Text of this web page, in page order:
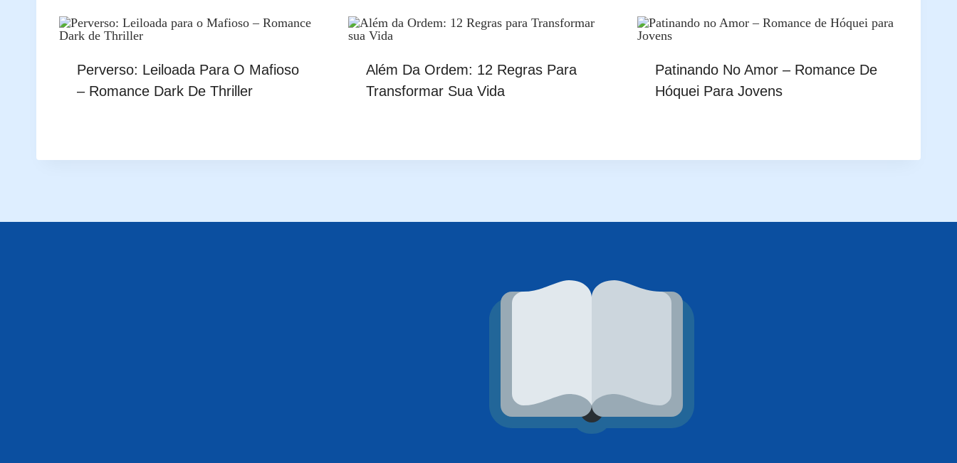
Perverso: Leiloada Para O Mafioso
– Romance Dark De Thriller
Além Da Ordem: 12 Regras Para
Transformar Sua Vida
Patinando No Amor – Romance De
Hóquei Para Jovens